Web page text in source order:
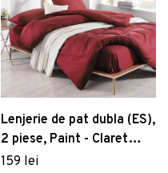
Lenjerie de pat dubla (ES),
2 piese, Paint - Claret
Red, EnLora Home, 65%
159 lei